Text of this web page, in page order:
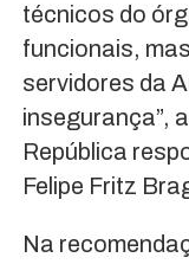
técnicos do
funcionais,
servidores da
insegurança”,
República
Felipe Fritz
Na